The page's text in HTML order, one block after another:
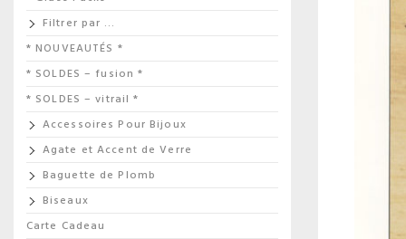
Filtrer par …
* NOUVEAUTÉS *
* SOLDES – fusion *
* SOLDES – vitrail *
Accessoires Pour Bijoux
Agate et Accent de Verre
Baguette de Plomb
Biseaux
Carte Cadeau